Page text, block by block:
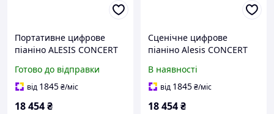
Портативне цифрове
піаніно ALESIS CONCERT
Готово до відправки
від 1845₴/міс
18 454₴
Сценічне цифрове
піаніно Alesis CONCERT
В наявності
від 1845₴/міс
18 454₴